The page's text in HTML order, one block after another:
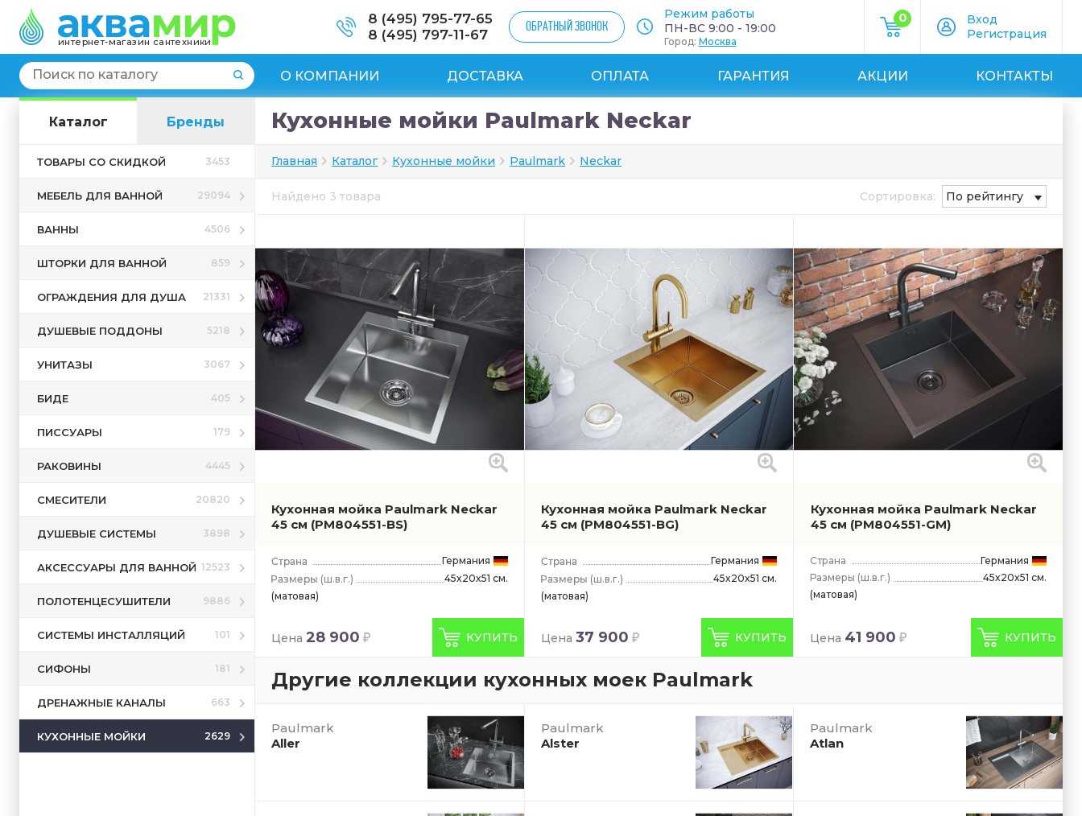
интернет-магазин сантехники
8 (495) 795-77-65
8 (495) 797-11-67
ОБРАТНЫЙ ЗВОНОК
Режим работы
ПН-ВС 9:00 - 19:00
Город: Москва
0
Вход
Регистрация
О КОМПАНИИ ДОСТАВКА ОПЛАТА ГАРАНТИЯ АКЦИИ КОНТАКТЫ
Каталог Бренды
ТОВАРЫ СО СКИДКОЙ 3453
МЕБЕЛЬ ДЛЯ ВАННОЙ 29094
ВАННЫ 4506
ШТОРКИ ДЛЯ ВАННОЙ 859
ОГРАЖДЕНИЯ ДЛЯ ДУША 21331
ДУШЕВЫЕ ПОДДОНЫ 5218
УНИТАЗЫ 3067
БИДЕ 405
ПИССУАРЫ 179
РАКОВИНЫ 4445
СМЕСИТЕЛИ 20820
ДУШЕВЫЕ СИСТЕМЫ 3898
АКСЕССУАРЫ ДЛЯ ВАННОЙ 12523
ПОЛОТЕНЦЕСУШИТЕЛИ 9886
СИСТЕМЫ ИНСТАЛЛЯЦИЙ 101
СИФОНЫ 181
ДРЕНАЖНЫЕ КАНАЛЫ 663
КУХОННЫЕ МОЙКИ 2629
Кухонные мойки Paulmark Neckar
Главная Каталог Кухонные мойки Paulmark Neckar
Найдено 3 товара Сортировка: По рейтингу
Кухонная мойка Paulmark Neckar
45 см (PM804551-BS)
Германия
(ш.в.г.)
45x20x51 см.
(матовая)
Цена 28 900 КУПИТЬ
Кухонная мойка Paulmark Neckar
45 см (PM804551-BG)
Германия
(ш.в.г.)
45x20x51 см.
(матовая)
Цена 37 900 КУПИТЬ
Кухонная мойка Paulmark Neckar
45 см (PM804551-GM)
Страна
Германия
Размеры (ш.в.г.)
45x20x51 см.
(матовая)
Цена 41 900 КУПИТЬ
Другие коллекции кухонных моек Paulmark
Paulmark
Aller
Paulmark
Alster
Paulmark
Atlan